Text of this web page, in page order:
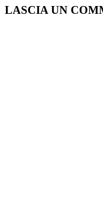
LASCIA UN